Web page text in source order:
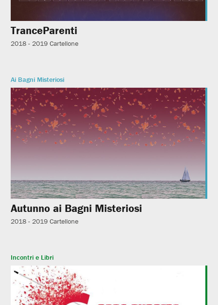
TranceParenti
2018 - 2019 Cartellone
Ai Bagni Misteriosi
Autunno ai Bagni Misteriosi
2018 - 2019 Cartellone
Incontri e Libri